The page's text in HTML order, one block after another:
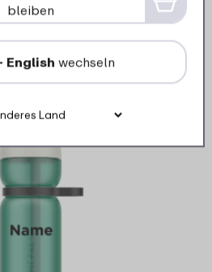
4 Farben
4099
Bestellen
bleiben
English wechseln